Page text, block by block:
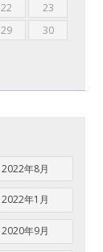
22
23
29
30
2022年8月
2022年1月
2020年9月